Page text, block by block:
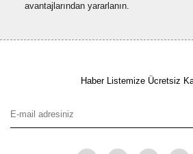
avantajlarından yararlanın.
Haber Listemize Ücretsiz